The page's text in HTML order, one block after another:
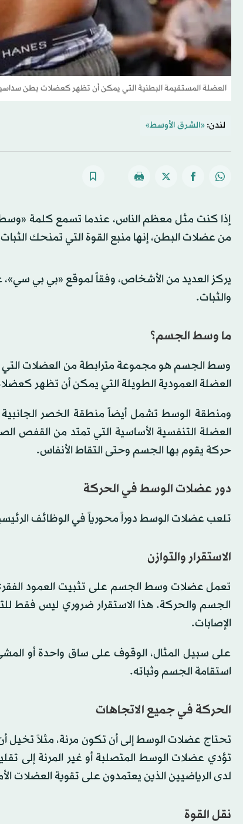
العضلة المستقيمة البطنية التي يمكن أن تظهر كعضلات بطن
لندن: «الشرق الأوسط»
إذا كنت مثل معظم الناس، عندما تسمع كلمة
من عضلات البطن، إنها منبع القوة التي تمنحك
يركز العديد من الأشخاص، وفقاً لموقع «بي بي
والثبات.
ما وسط الجسم؟
وسط الجسم هو مجموعة مترابطة من العضلات
العضلة العمودية الطويلة التي يمكن أن تظهر
ومنطقة الوسط تشمل أيضاً منطقة الخصر
العضلة التنفسية الأساسية التي تمتد من القفص
حركة يقوم بها الجسم وحتى التقاط الأنفاس.
دور عضلات الوسط في الحركة
تلعب عضلات الوسط دوراً محورياً في الوظائف
الاستقرار والتوازن
تعمل عضلات وسط الجسم على تثبيت العمود
الجسم والحركة. هذا الاستقرار ضروري ليس فقط
الإصابات.
على سبيل المثال، الوقوف على ساق واحدة أو
استقامة الجسم وثباته.
الحركة في جميع الاتجاهات
تحتاج عضلات الوسط إلى أن تكون مرنة، مثلاً
تؤدي عضلات الوسط المتصلبة أو غير المرنة إلى
لدى الرياضيين الذين يعتمدون على تقوية العضلات
نقل القوة